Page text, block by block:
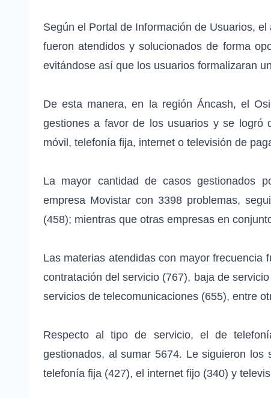
Según el Portal de Información de Usuarios,
fueron atendidos y solucionados de forma
evitándose así que los usuarios formalizaran
De esta manera, en la región Áncash, el
gestiones a favor de los usuarios y se logró
móvil, telefonía fija, internet o televisión de
La mayor cantidad de casos gestionados
empresa Movistar con 3398 problemas,
(458); mientras que otras empresas en
Las materias atendidas con mayor frecuencia
contratación del servicio (767), baja de
servicios de telecomunicaciones (655), entre
Respecto al tipo de servicio, el de
gestionados, al sumar 5674. Le siguieron
telefonía fija (427), el internet fijo (340) y